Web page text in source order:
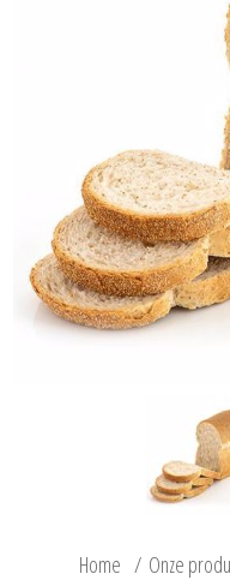
Home / Onze